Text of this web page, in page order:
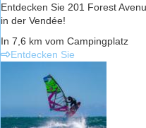
Entdecken Sie 201 Forest
in der Vendée!
In 7,6 km vom Campingplatz
Entdecken Sie